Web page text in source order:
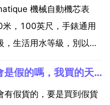
是全國聯保的，再說拆
機械自動機芯表
，100英尺，手錶通用
生活用水等級，別以為
可以，洗澡肯定不行。 天貓上買天梭表可靠嗎會是假的嗎，我買的天梭手錶鏡面出現細微劃痕是不是就是假的
有假貨的，要是買到假貨